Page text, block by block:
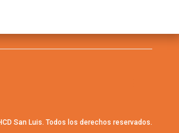
San Luis. Todos los derechos reservados.